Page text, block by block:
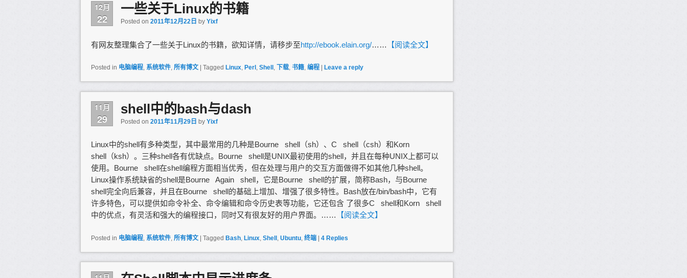
12月
22
一些关于Linux的书籍
Posted on 2011年12月22日 by Yixf
有网友整理集合了一些关于Linux的书籍，欲知详情，请移步至http://ebook.elain.org/…… 【阅读全文】
Posted in 电脑编程, 系统软件, 所有博文 Tagged Linux, Perl , Shell , 下载, 书籍, 编程 Leave a reply
11月
29
shell中的bash与dash
Posted on 2011年11月29日 by Yixf
Linux中的shell有多种类型，其中最常用的几种是Bourne shell（sh）、C shell（csh）和Korn
shell（ksh）。三种shell各有优缺点。Bourne shell是UNIX最初使用的shell，并且在每种UNIX上都可以
使用。Bourne shell在shell编程方面相当优秀，但在处理与用户的交互方面做得不如其他几种shell。
Linux操作系统缺省的shell是Bourne Again shell，它是Bourne shell的扩展，简称Bash，与Bourne
shell完全向后兼容，并且在Bourne shell的基础上增加、增强了很多特性。Bash放在/bin/bash中，它有
许多特色，可以提供如命令补全、命令编辑和命令历史表等功能，它还包含 了很多C shell和Korn shell
中的优点，有灵活和强大的编程接口，同时又有很友好的用户界面。……
【阅读全文】
Posted in 电脑编程, 系统软件, 所有博文 | Tagged Bash, Linux, Shell, Ubuntu, 终端 | 4 Replies